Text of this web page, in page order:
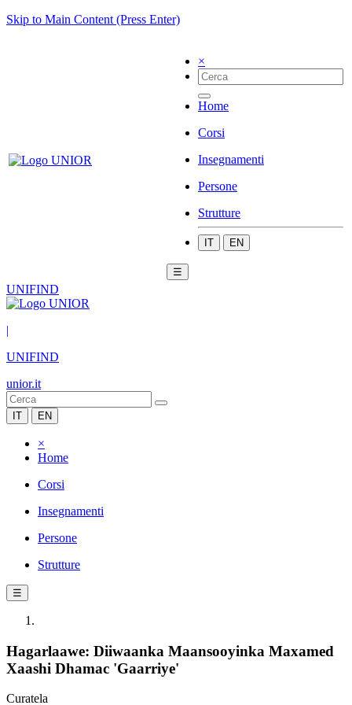
Skip to Main Content (Press Enter)
×
Home
Corsi
Insegnamenti
Persone
Strutture
IT EN
☰
UNIFIND
|
UNIFIND
unior.it
IT EN
×
Home
Corsi
Insegnamenti
Persone
Strutture
☰
Hagarlaawe: Diiwaanka Maansooyinka Maxamed
Xaashi Dhamac 'Gaarriye'
Curatela